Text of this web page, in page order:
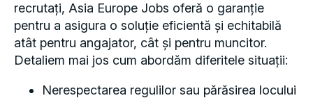
recrutați, Asia Europe Jobs oferă o garanție
pentru a asigura o soluție eficientă și echitabilă
atât pentru angajator, cât și pentru muncitor.
Detaliem mai jos cum abordăm diferitele situații:
Nerespectarea regulilor sau părăsirea locului